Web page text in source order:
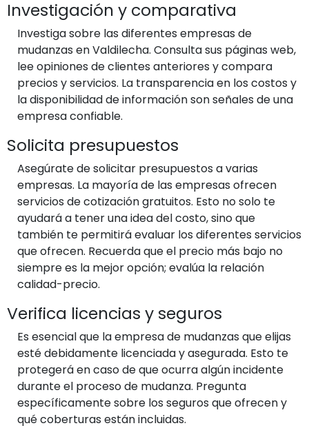
Investigación y comparativa
Investiga sobre las diferentes empresas de
mudanzas en Valdilecha. Consulta sus páginas web,
lee opiniones de clientes anteriores y compara
precios y servicios. La transparencia en los costos y
la disponibilidad de información son señales de una
empresa confiable.
Solicita presupuestos
Asegúrate de solicitar presupuestos a varias
empresas. La mayoría de las empresas ofrecen
servicios de cotización gratuitos. Esto no solo te
ayudará a tener una idea del costo, sino que
también te permitirá evaluar los diferentes servicios
que ofrecen. Recuerda que el precio más bajo no
siempre es la mejor opción; evalúa la relación
calidad-precio.
Verifica licencias y seguros
Es esencial que la empresa de mudanzas que elijas
esté debidamente licenciada y asegurada. Esto te
protegerá en caso de que ocurra algún incidente
durante el proceso de mudanza. Pregunta
específicamente sobre los seguros que ofrecen y
qué coberturas están incluidas.